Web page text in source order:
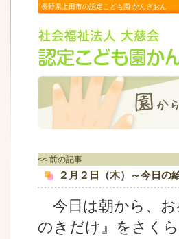
長野県上田市の認定こども園 かんぎおん
<< 前の記事
２月２日（木）～今日の
今日は朝から、お
のきだけ』をさく